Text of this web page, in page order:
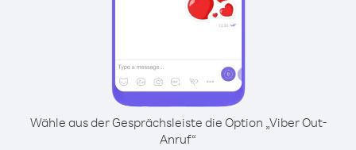
Wähle aus der Gesprächsleiste die Option „Viber Out-
Anruf“